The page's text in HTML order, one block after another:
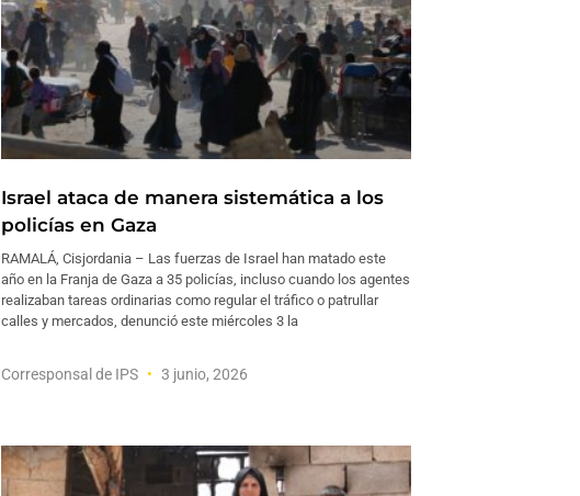
Israel ataca de manera sistemática a los
policías en Gaza
RAMALÁ, Cisjordania – Las fuerzas de Israel han matado este
año en la Franja de Gaza a 35 policías, incluso cuando los agentes
realizaban tareas ordinarias como regular el tráfico o patrullar
calles y mercados, denunció este miércoles 3 la
Corresponsal de IPS 3 junio, 2026